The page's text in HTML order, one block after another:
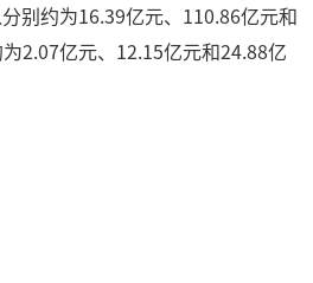
别约为16.39亿元、110.86亿元和
2.07亿元、12.15亿元和24.88亿